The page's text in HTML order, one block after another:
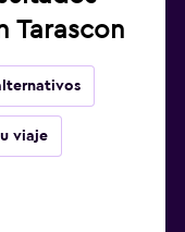
Tarascon
viaje